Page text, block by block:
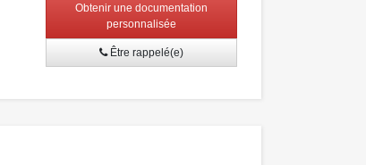
Obtenir une documentation
personnalisée
Être rappelé(e)